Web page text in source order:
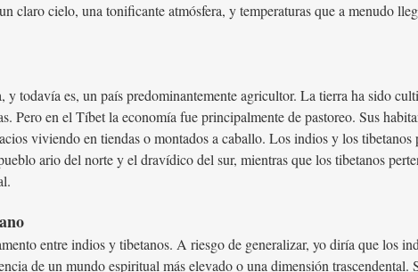
claro cielo, una tonificante atmósfera, y temperaturas que a menudo
todavía es, un país predominantemente agricultor. La tierra ha sido
Pero en el Tíbet la economía fue principalmente de pastoreo. Sus
viviendo en tiendas o montados a caballo. Los indios y los tibetanos
ario del norte y el dravídico del sur, mientras que los tibetanos
entre indios y tibetanos. A riesgo de generalizar, yo diría que los
de un mundo espiritual más elevado o una dimensión